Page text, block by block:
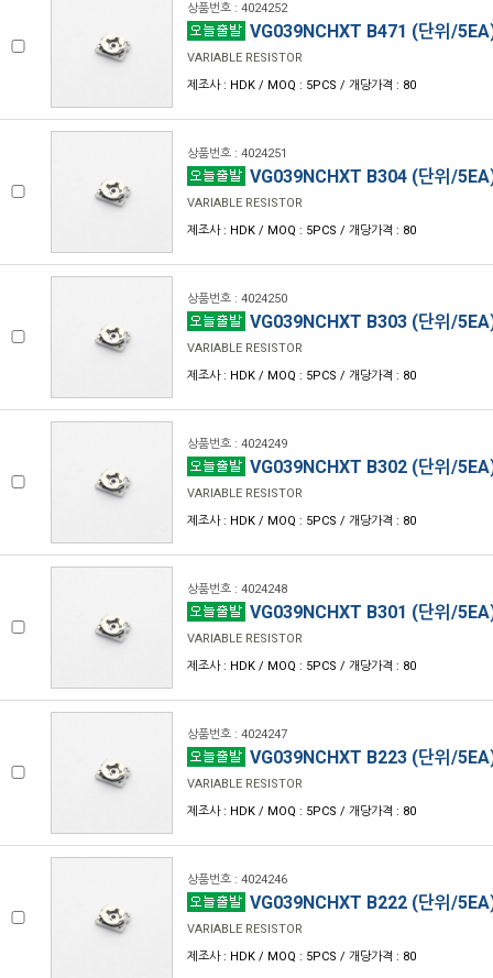
상품번호 : 4024252
VG039NCHXT B471 (단위/
VARIABLE RESISTOR
제조사 : HDK / MOQ : 5PCS / 개당가격 : 80
상품번호 : 4024251
VG039NCHXT B304 (단위/
VARIABLE RESISTOR
제조사 : HDK / MOQ : 5PCS / 개당가격 : 80
상품번호 : 4024250
VG039NCHXT B303 (단위/
VARIABLE RESISTOR
제조사 : HDK / MOQ : 5PCS / 개당가격 : 80
상품번호 : 4024249
VG039NCHXT B302 (단위/
VARIABLE RESISTOR
제조사 : HDK / MOQ : 5PCS / 개당가격 : 80
상품번호 : 4024248
VG039NCHXT B301 (단위/
VARIABLE RESISTOR
제조사 : HDK / MOQ : 5PCS / 개당가격 : 80
상품번호 : 4024247
VG039NCHXT B223 (단위/
VARIABLE RESISTOR
제조사 : HDK / MOQ : 5PCS / 개당가격 : 80
상품번호 : 4024246
VG039NCHXT B222 (단위/
VARIABLE RESISTOR
제조사 : HDK / MOQ : 5PCS / 개당가격 : 80